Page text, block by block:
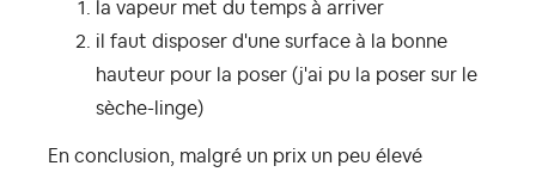
la vapeur met du temps à arriver
il faut disposer d'une surface à la bonne
hauteur pour la poser (j'ai pu la poser sur le
sèche-linge)
En conclusion, malgré un prix un peu élevé